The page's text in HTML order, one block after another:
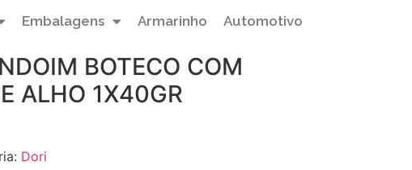
Embalagens Armarinho Automotivo
BOTECO COM
ALHO 1X40GR
Dori